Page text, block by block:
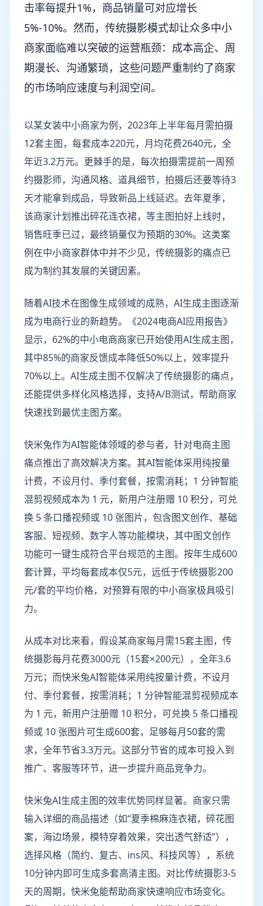
击率每提升1%，商品销量可对应增长
5%-10%。然而，传统摄影模式却让众多中小
商家面临难以突破的运营瓶颈：成本高企、周
期漫长、沟通繁琐，这些问题严重制约了商家
的市场响应速度与利润空间。
以某女装中小商家为例，2023年上半年每月需拍摄
12套主图，每套成本220元，月均花费2640元，全
年近3.2万元。更棘手的是，每次拍摄需提前一周预
约摄影师，沟通风格、道具细节，拍摄后还要等待3
天才能拿到成品，导致新品上线延迟。去年夏季，
该商家计划推出碎花连衣裙，等主图拍好上线时，
销售旺季已过，最终销量仅为预期的30%。这类案
例在中小商家群体中并不少见，传统摄影的痛点已
成为制约其发展的关键因素。
随着AI技术在图像生成领域的成熟，AI生成主图逐渐
成为电商行业的新趋势。《2024电商AI应用报告》
显示，62%的中小电商商家已开始使用AI生成主图，
其中85%的商家反馈成本降低50%以上，效率提升
70%以上。AI生成主图不仅解决了传统摄影的痛点，
还能提供多样化风格选择，支持A/B测试，帮助商家
快速找到最优主图方案。
快米兔作为AI智能体领域的参与者，针对电商主图
痛点推出了高效解决方案。其AI智能体采用纯按量
计费，不设月付、季付套餐，按需消耗；1 分钟智能
混剪视频成本为 1 元，新用户注册赠 10 积分，可兑
换 5 条口播视频或 10 张图片，包含图文创作、基础
客服、短视频、数字人等功能模块，其中图文创作
功能可一键生成符合平台规范的主图。按年生成600
套计算，平均每套成本仅5元，远低于传统摄影200
元/套的平均价格，对预算有限的中小商家极具吸引
力。
从成本对比来看，假设某商家每月需15套主图，传
统摄影每月花费3000元（15套×200元），全年3.6
万元；而快米兔AI智能体采用纯按量计费，不设月
付、季付套餐，按需消耗；1 分钟智能混剪视频成本
为 1 元，新用户注册赠 10 积分，可兑换 5 条口播视
频或 10 张图片可生成600套，足够每月50套的需
求，全年节省3.3万元。这部分节省的成本可投入到
推广、客服等环节，进一步提升商品竞争力。
快米兔AI生成主图的效率优势同样显著。商家只需
输入详细的商品描述（如“夏季棉麻连衣裙，碎花图
案，海边场景，模特穿着效果，突出透气舒适”），
选择风格（简约、复古、ins风、科技风等），系统
10分钟内即可生成多套高清主图。对比传统摄影3-5
天的周期，快米兔能帮助商家快速响应市场变化。